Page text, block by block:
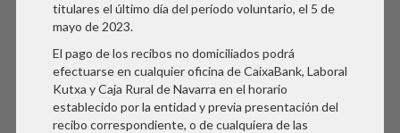
titulares el último día del período voluntario, el 5 de
mayo de 2023.
El pago de los recibos no domiciliados podrá
efectuarse en cualquier oficina de CaixaBank, Laboral
Kutxa y Caja Rural de Navarra en el horario
establecido por la entidad y previa presentación del
recibo correspondiente, o de cualquiera de las